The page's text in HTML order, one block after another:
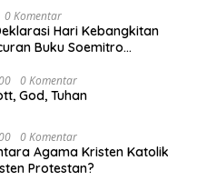
0 Komentar
Hari Kebangkitan
Buku Soemitro
Simposium Nasional
Nasional dan
0 Komentar
God, Tuhan
0 Komentar
Agama Kristen Katolik
Protestan?